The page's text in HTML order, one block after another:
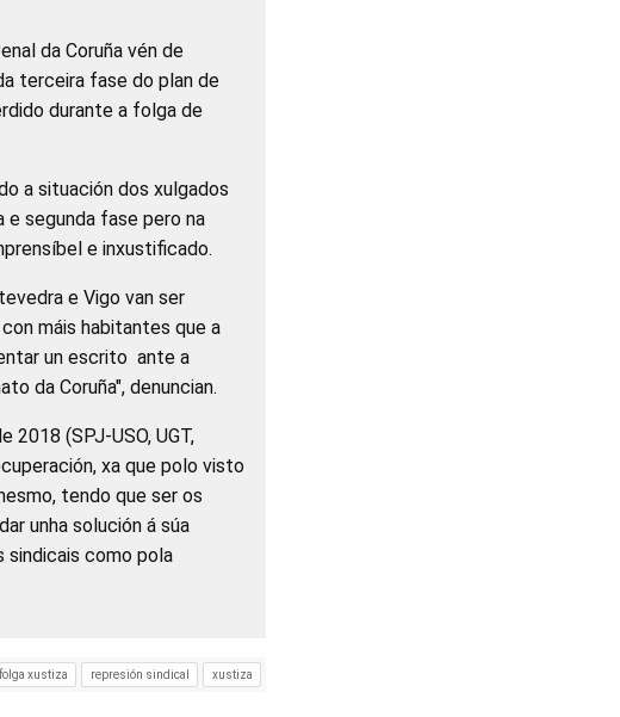
da Coruña vén de
terceira fase do plan de
durante a folga de
a situación dos xulgados
e segunda fase pero na
e inxustificado.
e Vigo van ser
máis habitantes que a
un escrito ante a
da Coruña", denuncian.
(SPJ-USO, UGT,
xa que polo visto
tendo que ser os
unha solución á súa
sindicais como pola
folga xustiza represión sindical xustiza